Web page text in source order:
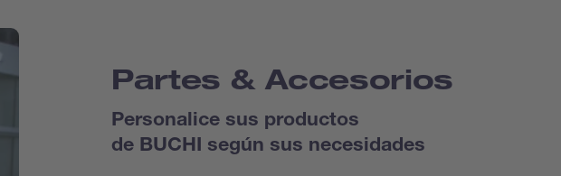
Partes & Accesorios
Personalice sus productos
de BUCHI según sus necesidades